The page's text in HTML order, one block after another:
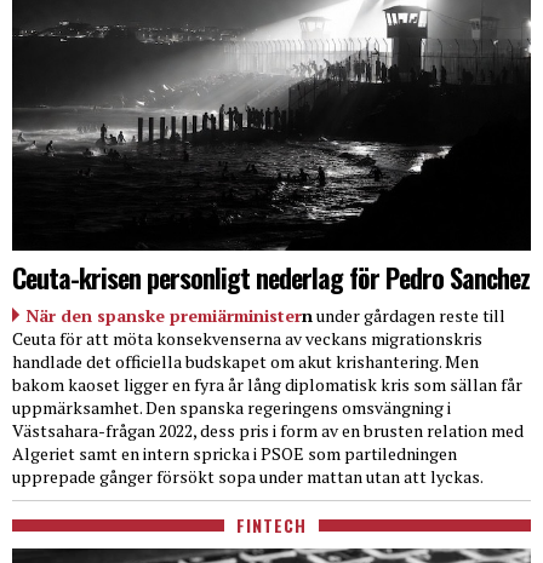
Ceuta-krisen personligt nederlag för Pedro Sanchez
När den spanske premiärministern under gårdagen reste till
Ceuta för att möta konsekvenserna av veckans migrationskris
handlade det officiella budskapet om akut krishantering. Men
bakom kaoset ligger en fyra år lång diplomatisk kris som sällan får
uppmärksamhet. Den spanska regeringens omsvängning i
Västsahara-frågan 2022, dess pris i form av en brusten relation med
Algeriet samt en intern spricka i PSOE som partiledningen
upprepade gånger försökt sopa under mattan utan att lyckas.
FINTECH